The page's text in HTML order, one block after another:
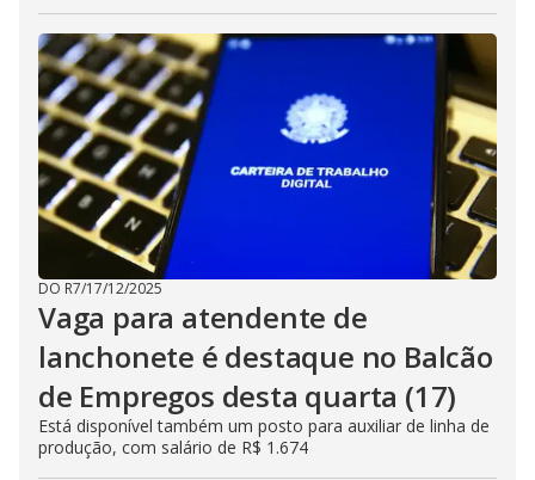
DO R7/17/12/2025
Vaga para atendente de
lanchonete é destaque no Balcão
de Empregos desta quarta (17)
Está disponível também um posto para auxiliar de linha de
produção, com salário de R$ 1.674